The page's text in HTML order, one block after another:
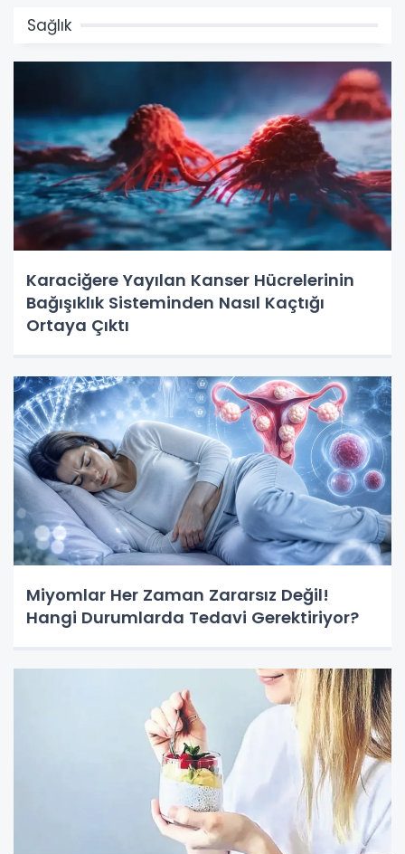
Sağlık
Karaciğere Yayılan Kanser Hücrelerinin
Bağışıklık Sisteminden Nasıl Kaçtığı
Ortaya Çıktı
Miyomlar Her Zaman Zararsız Değil!
Hangi Durumlarda Tedavi Gerektiriyor?